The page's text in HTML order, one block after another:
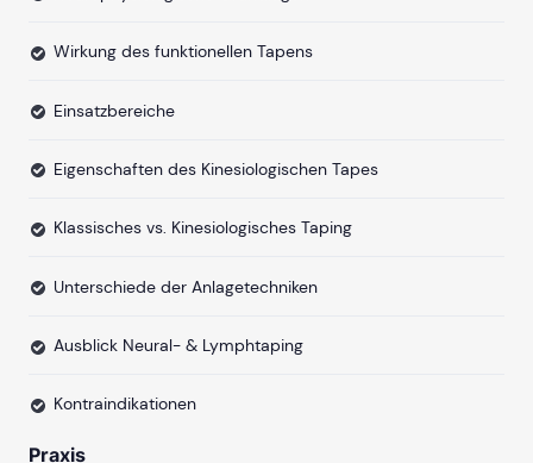
Wirkung des funktionellen Tapens
Einsatzbereiche
Eigenschaften des Kinesiologischen Tapes
Klassisches vs. Kinesiologisches Taping
Unterschiede der Anlagetechniken
Ausblick Neural- & Lymphtaping
Kontraindikationen
Praxis